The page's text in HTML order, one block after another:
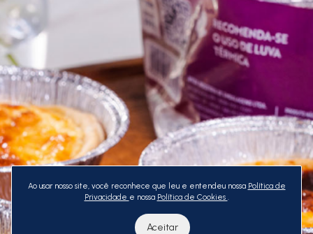
Ao usar nosso site, você reconhece que leu e entendeu nossa Política de
Privacidade e nossa Política de Cookies
Aceitar